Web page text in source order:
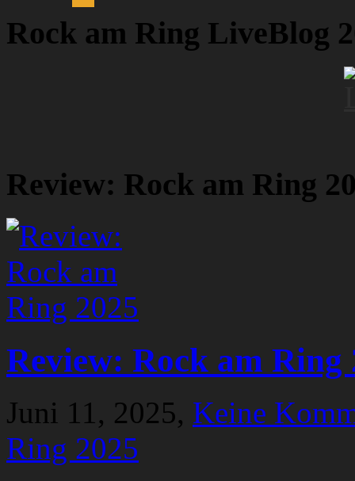
Rock am Ring LiveBlog
Review: Rock am Ring
Review: Rock am Ring
Juni 11, 2025, Keine
Ring 2025